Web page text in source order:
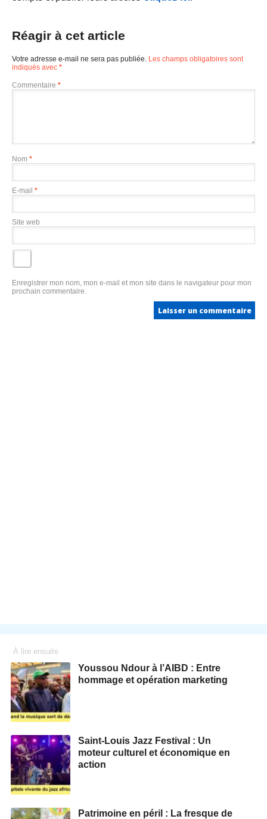
Réagir à cet article
Votre adresse e-mail ne sera pas publiée. Les champs obligatoires sont
indiqués avec *
Commentaire *
Nom *
E-mail *
Site web
Enregistrer mon nom, mon e-mail et mon site dans le navigateur pour mon
prochain commentaire.
À lire ensuite
Youssou Ndour à l’AIBD : Entre
hommage et opération marketing
Saint-Louis Jazz Festival : Un
moteur culturel et économique en
action
Patrimoine en péril : La fresque de